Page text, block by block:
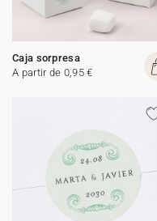
Caja sorpresa
A partir de 0,95 €